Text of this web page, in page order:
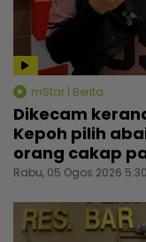
mStar | Berita
Dikecam
Kepoh pilih
orang cakap
Rabu, 05 Ogos 2026